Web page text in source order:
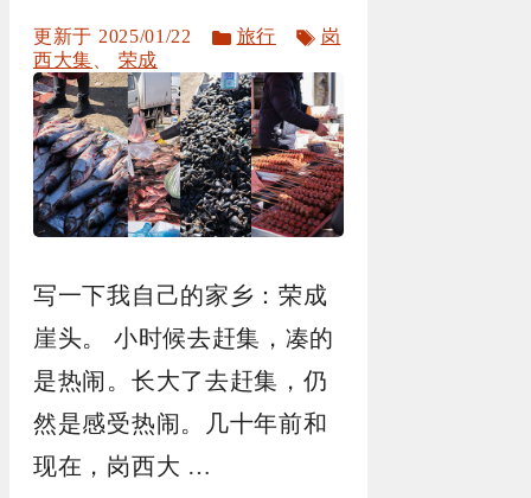
2025/01/22
分
旅行
标
岗
西大集、 荣成
写一下我自己的家乡：荣成
崖头。 小时候去赶集，凑的
是热闹。长大了去赶集，仍
然是感受热闹。几十年前和
现在，岗西大 …